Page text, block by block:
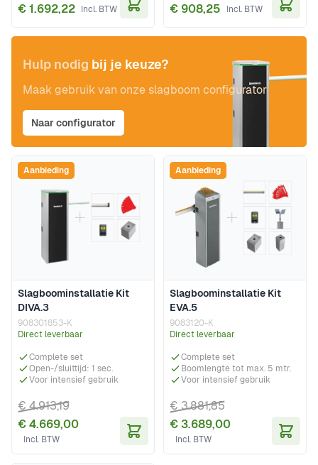
€ 1.692,22 € 908,25
Slagboominstallatie Kit
DIVA.3
908301853-K
Direct leverbaar
Complete set
Open-/sluittijd: 1 sec.
Voor intensief gebruik
€ 4.669,00
€ 4.913,19
In Winkelwagen
Aanbieding
Slagboominstallatie Kit
EVA.5
9083120-K
Direct leverbaar
Complete set
Boomlengte tot max. 5 mtr.
Voor intensief gebruik
€ 3.689,00
€ 3.881,85
Aanbieding
Hulp nodig bij je keuze?
Maak gebruik van onze slagboom configurator
Naar configurator